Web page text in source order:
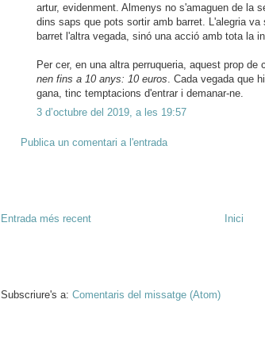
artur, evidenment. Almenys no s'amaguen de la
dins saps que pots sortir amb barret. L'alegria va
barret l'altra vegada, sinó una acció amb tota la
Per cer, en una altra perruqueria, aquest prop de
nen fins a 10 anys: 10 euros . Cada vegada que
gana, tinc temptacions d'entrar i demanar-ne.
3 d’octubre del 2019, a les 19:57
Publica un comentari a l'entrada
Entrada més recent Inici
Subscriure's a: Comentaris del missatge (Atom)